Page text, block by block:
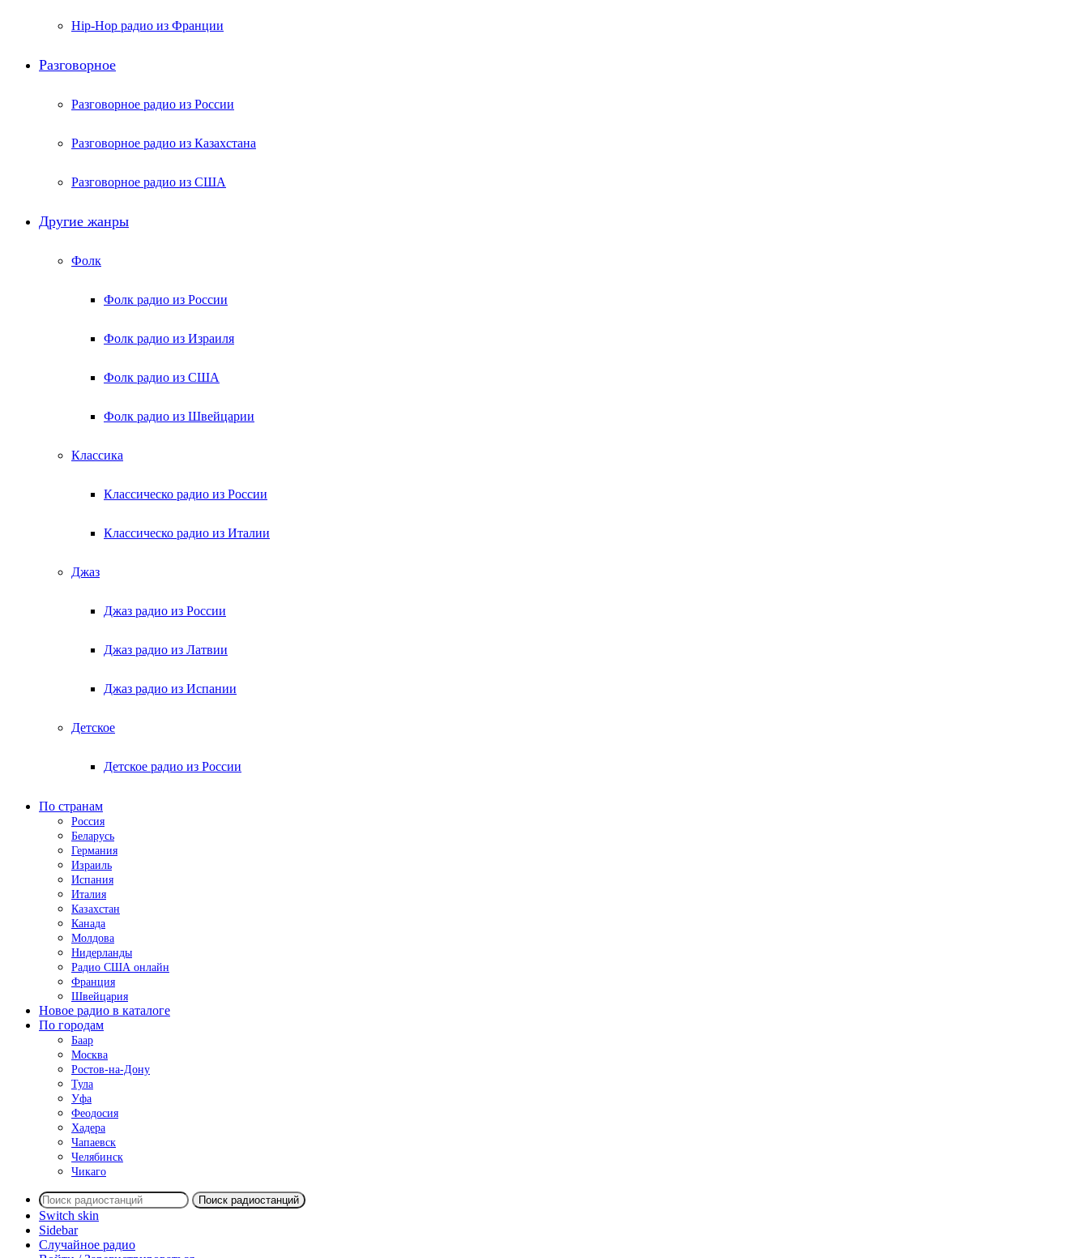
Hip-Hop радио из Франции
Разговорное
Разговорное радио из России
Разговорное радио из Казахстана
Разговорное радио из США
Другие жанры
Фолк
Фолк радио из России
Фолк радио из Израиля
Фолк радио из США
Фолк радио из Швейцарии
Классика
Классическо радио из России
Классическо радио из Италии
Джаз
Джаз радио из России
Джаз радио из Латвии
Джаз радио из Испании
Детское
Детское радио из России
По странам
Россия
Беларусь
Германия
Израиль
Испания
Италия
Казахстан
Канада
Молдова
Нидерланды
Радио США онлайн
Франция
Швейцария
Новое радио в каталоге
По городам
Баар
Москва
Ростов-на-Дону
Тула
Уфа
Феодосия
Хадера
Чапаевск
Челябинск
Чикаго
Поиск радиостанций
Switch skin
Sidebar
Случайное радио